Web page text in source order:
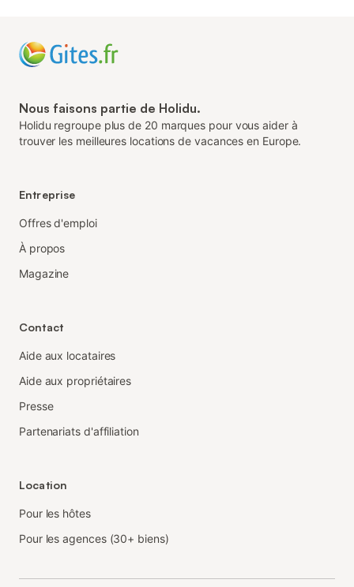
Nous faisons partie de Holidu.
Holidu regroupe plus de 20 marques pour vous aider à
trouver les meilleures locations de vacances en Europe.
Entreprise
Offres d'emploi
À propos
Magazine
Contact
Aide aux locataires
Aide aux propriétaires
Presse
Partenariats d'affiliation
Location
Pour les hôtes
Pour les agences (30+ biens)